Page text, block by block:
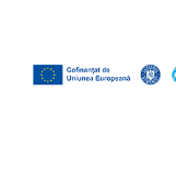
content